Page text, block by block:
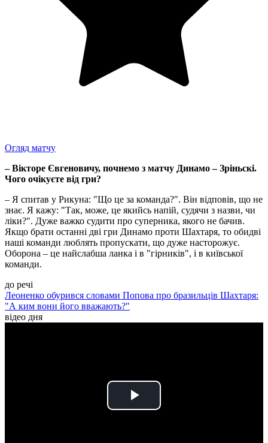
Огляд матчу
– Вікторе Євгеновичу, почнемо з матчу Динамо – Зріньскі.
Чого очікуєте від гри?
– Я спитав у Рикуна: "Що це за команда?". Він відповів, що не
знає. Я кажу: "Так, може, це якийсь напій, судячи з назви, чи
ліки?". Дуже важко судити про суперника, якого не бачив.
Якщо брати останні дві гри Динамо проти Шахтаря, то обидві
наші команди люблять пропускати, що дуже насторожує.
Оборона – це найслабша ланка і в "гірників", і в київської
команди.
до речі
Леоненко обурився словами Попова про бразильців Шахтаря:
"А ким вони його вважають?"
відео дня
Play